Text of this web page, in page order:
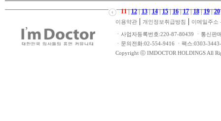
11|12|13|14|15|16|17|18|19|20
이용약관 | 개인정보취급방침 | 이메일주소
ㆍ사업자등록번호:220-87-80439 ㆍ통신판
ㆍ문의전화:02-554-9416 ㆍ팩스:0303-
Copyright ⓒ IMDOCTOR HOLDINGS All